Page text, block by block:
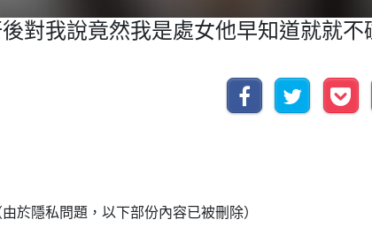
對我說竟然我是處女他早知道就就不
於隱私問題，以下部份內容已被刪除）